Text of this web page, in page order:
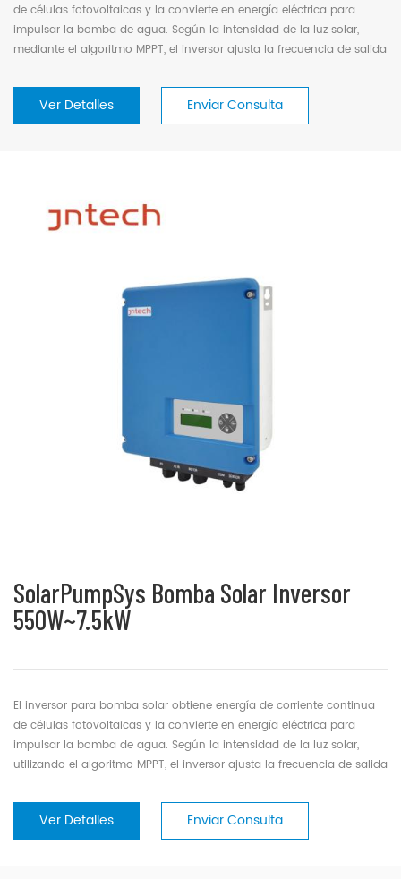
de células fotovoltaicas y la convierte en energía eléctrica para
impulsar la bomba de agua. Según la intensidad de la luz solar,
mediante el algoritmo MPPT, el inversor ajusta la frecuencia de salida
Ver Detalles Enviar Consulta
SolarPumpSys Bomba Solar Inversor
550W~7.5kW
El inversor para bomba solar obtiene energía de corriente continua
de células fotovoltaicas y la convierte en energía eléctrica para
impulsar la bomba de agua. Según la intensidad de la luz solar,
utilizando el algoritmo MPPT, el inversor ajusta la frecuencia de salida
Ver Detalles Enviar Consulta